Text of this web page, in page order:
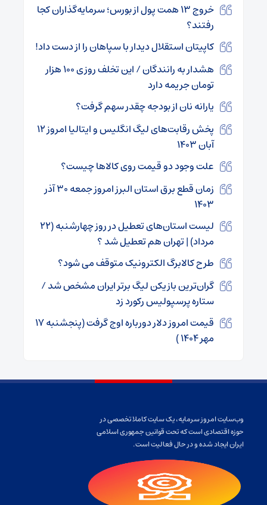
خروج ۱۳ همت پول از بورس؛ سرمایه‌گذاران کجا
رفتند؟
کاپیتان استقلال دیدار با سپاهان را از دست داد!
هشدار به رانندگان / این تخلف روزی ۱۰۰ هزار
تومان جریمه دارد
یارانه نان از بودجه چقدر سهم گرفت؟
پخش رقابت‌های لیگ انگلیس و ایتالیا امروز ۱۲
آبان ۱۴۰۳
علت وجود دو قیمت روی کالا‌ها چیست؟
زمان قطع برق استان البرز امروز جمعه ۳۰ آذر
۱۴۰۳
لیست استان‌های تعطیل در روز چهارشنبه (۲۲
مرداد) | تهران هم تعطیل شد ؟
طرح کالابرگ الکترونیک متوقف می شود؟
گران‌ترین بازیکن لیگ برتر ایران مشخص شد /
ستاره پرسپولیس رکورد زد
قیمت امروز دلار دورباره اوج گرفت (پنجشنبه ۱۷
مهر ۱۴۰۴ )
وب‌سایت امروز سرمایه، یک سایت کاملا تخصصی در
حوزه اقتصادی است که تحت قوانین جمهوری اسلامی
ایران ایجاد شده و در حال فعالیت است.